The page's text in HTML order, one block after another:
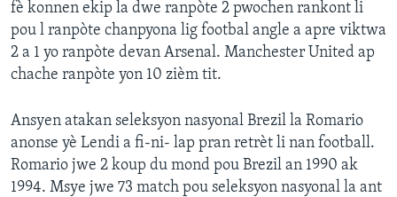
fè konnen ekip la dwe ranpòte 2 pwochen rankont li
pou l ranpòte chanpyona lig footbal angle a apre viktwa
2 a 1 yo ranpòte devan Arsenal. Manchester United ap
chache ranpòte yon 10 zièm tit.
Ansyen atakan seleksyon nasyonal Brezil la Romario
anonse yè Lendi a fi-ni- lap pran retrèt li nan football.
Romario jwe 2 koup du mond pou Brezil an 1990 ak
1994. Msye jwe 73 match pou seleksyon nasyonal la ant